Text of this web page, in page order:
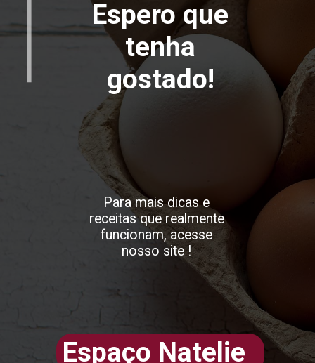
Espero que
tenha
gostado!
Para mais dicas e
receitas que realmente
funcionam, acesse
nosso site !
Espaço Natelie